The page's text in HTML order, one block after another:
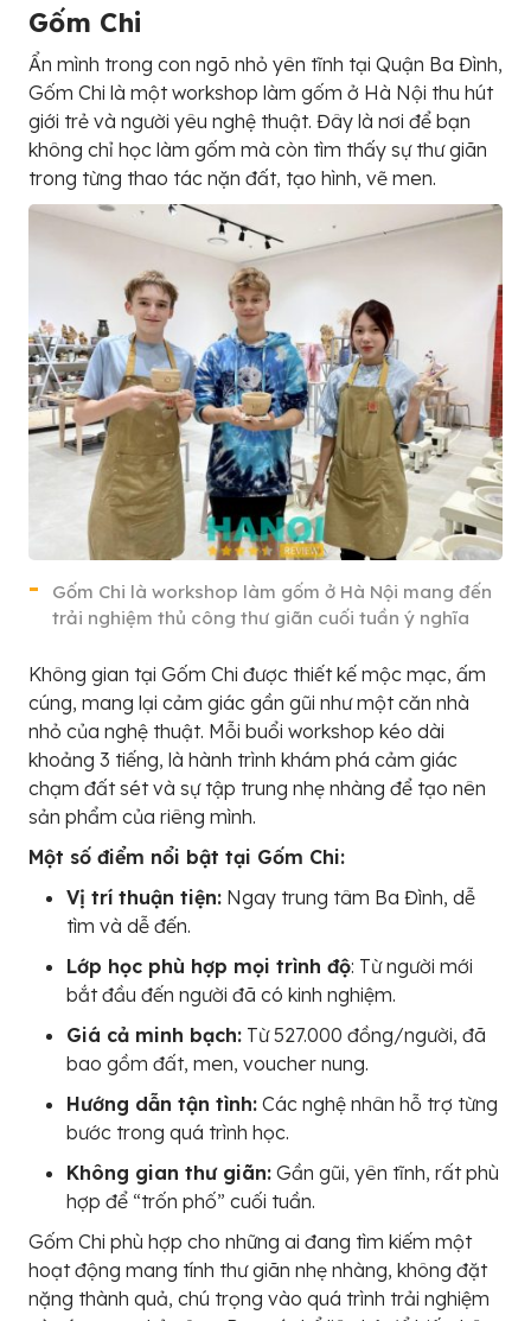
Gốm Chi
Ẩn mình trong con ngõ nhỏ yên tĩnh tại Quận Ba Đình,
Gốm Chi là một workshop làm gốm ở Hà Nội thu hút
giới trẻ và người yêu nghệ thuật. Đây là nơi để bạn
không chỉ học làm gốm mà còn tìm thấy sự thư giãn
trong từng thao tác nặn đất, tạo hình, vẽ men.
Gốm Chi là workshop làm gốm ở Hà Nội mang đến
trải nghiệm thủ công thư giãn cuối tuần ý nghĩa
Không gian tại Gốm Chi được thiết kế mộc mạc, ấm
cúng, mang lại cảm giác gần gũi như một căn nhà
nhỏ của nghệ thuật. Mỗi buổi workshop kéo dài
khoảng 3 tiếng, là hành trình khám phá cảm giác
chạm đất sét và sự tập trung nhẹ nhàng để tạo nên
sản phẩm của riêng mình.
Một số điểm nổi bật tại Gốm Chi:
Vị trí thuận tiện: Ngay trung tâm Ba Đình, dễ
tìm và dễ đến.
Lớp học phù hợp mọi trình độ: Từ người mới
bắt đầu đến người đã có kinh nghiệm.
Giá cả minh bạch: Từ 527.000 đồng/người, đã
bao gồm đất, men, voucher nung.
Hướng dẫn tận tình: Các nghệ nhân hỗ trợ từng
bước trong quá trình học.
Không gian thư giãn: Gần gũi, yên tĩnh, rất phù
hợp để “trốn phố” cuối tuần.
Gốm Chi phù hợp cho những ai đang tìm kiếm một
hoạt động mang tính thư giãn nhẹ nhàng, không đặt
nặng thành quả, chú trọng vào quá trình trải nghiệm